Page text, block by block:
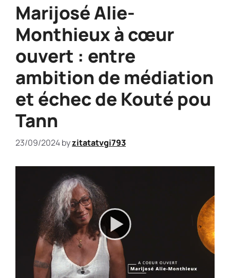
Marijosé Alie-
Monthieux à cœur
ouvert : entre
ambition de médiation
et échec de Kouté pou
Tann
23/09/2024byzitatatvgi793